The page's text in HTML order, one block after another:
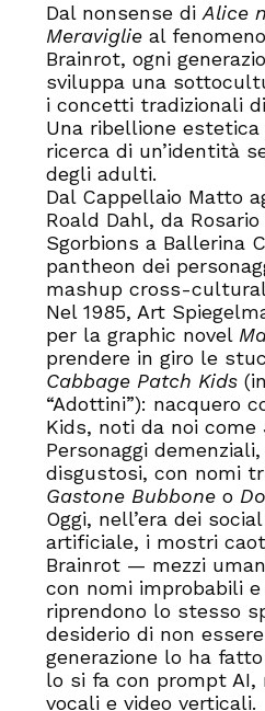
Dal nonsense di Alice
Meraviglieal
Brainrot, ogni
sviluppa una
i concetti tradizionali
Una ribellione
ricerca di un’identità
degli adulti.
Dal Cappellaio Matto
Roald Dahl, da
Sgorbions a Ballerina
pantheon dei
mashup cross-
Nel 1985, Art
per la graphic novel
prendere in giro le
Cabbage Patch Kids
“Adottini”): nacquero
Kids, noti da noi come
Personaggi
disgustosi, con nomi
Gastone Bubboneo
Oggi, nell’era dei
artificiale, i mostri
Brainrot — mezzi
con nomi improbabili
riprendono lo stesso
desiderio di non
generazione lo ha
lo si fa con prompt
vocali e video verticali.